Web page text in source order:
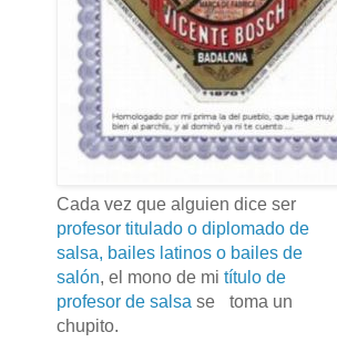
Cada vez que alguien dice ser
profesor titulado o diplomado de
salsa, bailes latinos o bailes de
salón, el mono de mi título de
profesor de salsa se
toma un
chupito.